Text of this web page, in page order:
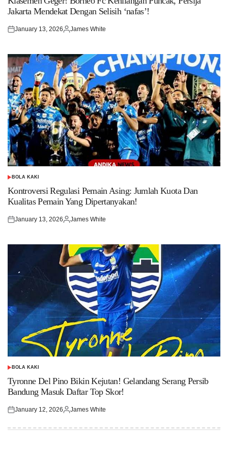
Jakarta Mendekat Dengan Selisih ‘nafas’!
Posted
January 13, 2026
Posted
James White
POSTED
BOLA KAKI
Kontroversi Regulasi Pemain Asing: Jumlah Kuota Dan
Kualitas Pemain Yang Dipertanyakan!
Posted
January 13, 2026
Posted
James White
POSTED
BOLA KAKI
Tyronne Del Pino Bikin Kejutan! Gelandang Serang Persib
Bandung Masuk Daftar Top Skor!
Posted
January 12, 2026
Posted
James White